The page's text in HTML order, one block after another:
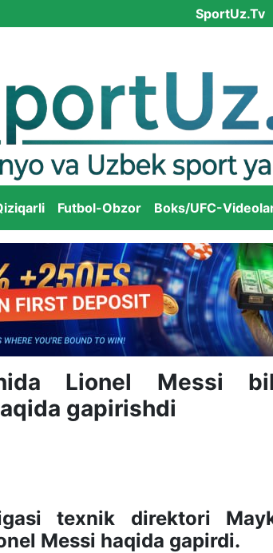
SportUz.Tv
Futbol-Obzor Boks/UFC-
Lionel Messi
gapirishdi
texnik direktori
Messi haqida gapirdi.